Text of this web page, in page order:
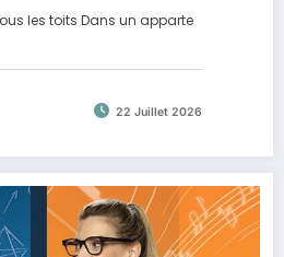
les toits Dans un apparte
22 Juillet 2026